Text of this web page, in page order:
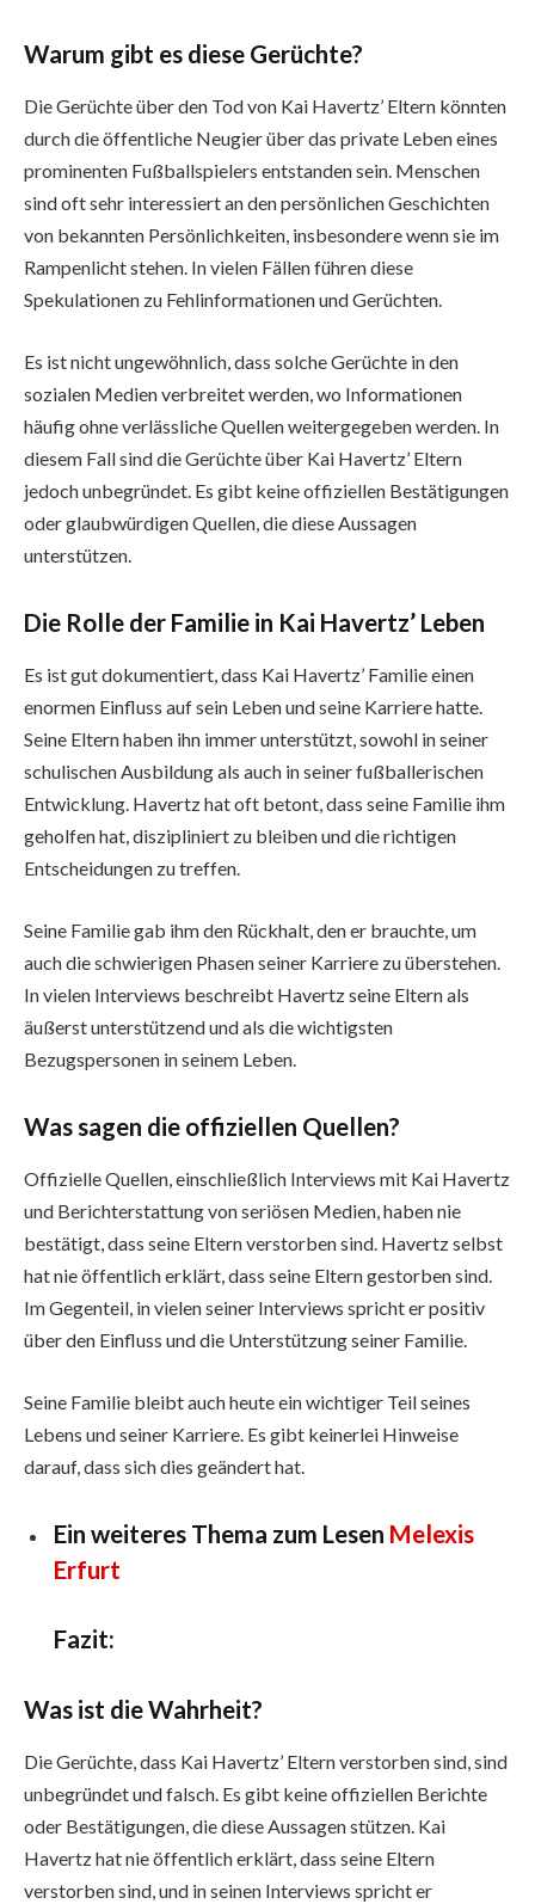
Warum gibt es diese Gerüchte?
Die Gerüchte über den Tod von Kai Havertz’ Eltern könnten
durch die öffentliche Neugier über das private Leben eines
prominenten Fußballspielers entstanden sein. Menschen
sind oft sehr interessiert an den persönlichen Geschichten
von bekannten Persönlichkeiten, insbesondere wenn sie im
Rampenlicht stehen. In vielen Fällen führen diese
Spekulationen zu Fehlinformationen und Gerüchten.
Es ist nicht ungewöhnlich, dass solche Gerüchte in den
sozialen Medien verbreitet werden, wo Informationen
häufig ohne verlässliche Quellen weitergegeben werden. In
diesem Fall sind die Gerüchte über Kai Havertz’ Eltern
jedoch unbegründet. Es gibt keine offiziellen Bestätigungen
oder glaubwürdigen Quellen, die diese Aussagen
unterstützen.
Die Rolle der Familie in Kai Havertz’ Leben
Es ist gut dokumentiert, dass Kai Havertz’ Familie einen
enormen Einfluss auf sein Leben und seine Karriere hatte.
Seine Eltern haben ihn immer unterstützt, sowohl in seiner
schulischen Ausbildung als auch in seiner fußballerischen
Entwicklung. Havertz hat oft betont, dass seine Familie ihm
geholfen hat, diszipliniert zu bleiben und die richtigen
Entscheidungen zu treffen.
Seine Familie gab ihm den Rückhalt, den er brauchte, um
auch die schwierigen Phasen seiner Karriere zu überstehen.
In vielen Interviews beschreibt Havertz seine Eltern als
äußerst unterstützend und als die wichtigsten
Bezugspersonen in seinem Leben.
Was sagen die offiziellen Quellen?
Offizielle Quellen, einschließlich Interviews mit Kai Havertz
und Berichterstattung von seriösen Medien, haben nie
bestätigt, dass seine Eltern verstorben sind. Havertz selbst
hat nie öffentlich erklärt, dass seine Eltern gestorben sind.
Im Gegenteil, in vielen seiner Interviews spricht er positiv
über den Einfluss und die Unterstützung seiner Familie.
Seine Familie bleibt auch heute ein wichtiger Teil seines
Lebens und seiner Karriere. Es gibt keinerlei Hinweise
darauf, dass sich dies geändert hat.
Ein weiteres Thema zum Lesen Melexis
Erfurt
Fazit:
Was ist die Wahrheit?
Die Gerüchte, dass Kai Havertz’ Eltern verstorben sind, sind
unbegründet und falsch. Es gibt keine offiziellen Berichte
oder Bestätigungen, die diese Aussagen stützen. Kai
Havertz hat nie öffentlich erklärt, dass seine Eltern
verstorben sind, und in seinen Interviews spricht er